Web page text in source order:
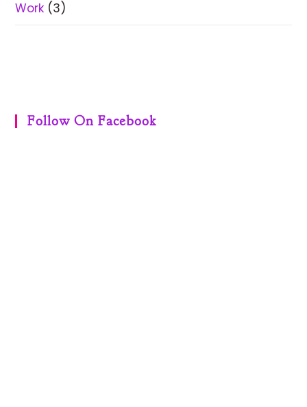
Work (3)
Follow On Facebook